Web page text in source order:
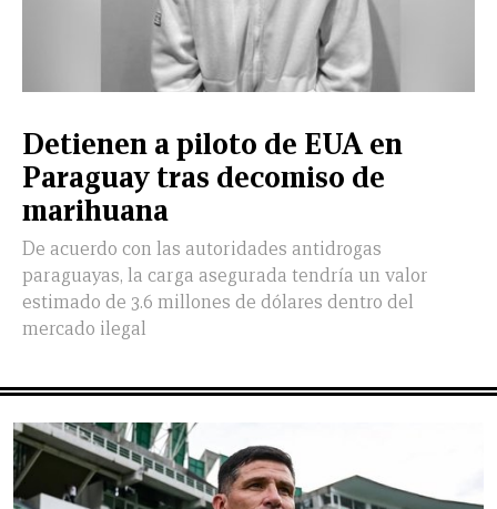
NUEVO
LEÓN
TAMAULIPAS
COAHUILA
NACIONAL
INTERNACIONAL
FINANZAS
OPINIÓN
DEPORTES
ESPECTÁCULOS
TENDENCIA
ESTILO
DE
VIDA
PODCAST
CONTACTO
NEWSLETTER
HEMEROTECA
SUPLEMENTOS
Detienen a piloto de EUA en
Paraguay tras decomiso de
marihuana
De acuerdo con las autoridades antidrogas
paraguayas, la carga asegurada tendría un valor
estimado de 3.6 millones de dólares dentro del
mercado ilegal